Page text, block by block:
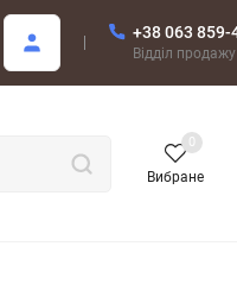
+38 063 859-
Відділ продажу
Вибране
0